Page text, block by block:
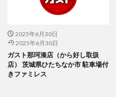
2025年6月30日
2025年6月30日
ガスト那珂湊店（から好し取扱
店） 茨城県ひたちなか市 駐車場付
きファミレス